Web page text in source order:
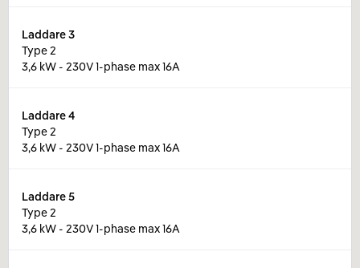
Laddare3
Type 2
3,6 kW - 230V 1-phase max 16A
Laddare4
Type 2
3,6 kW - 230V 1-phase max 16A
Laddare5
Type 2
3,6 kW - 230V 1-phase max 16A